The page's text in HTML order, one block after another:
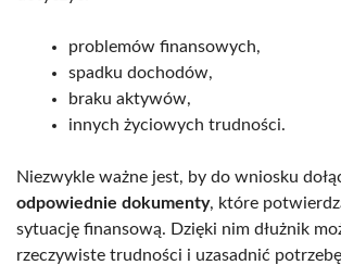
problemów finansowych,
spadku dochodów,
braku aktywów,
innych życiowych trudności.
Niezwykle ważne jest, by do wniosku
odpowiednie dokumenty, które
sytuację finansową. Dzięki nim dłużnik
rzeczywiste trudności i uzasadnić